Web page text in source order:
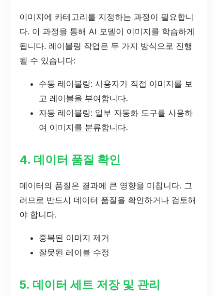
이미지에 카테고리를 지정하는 과정이 필요합니
다. 이 과정을 통해 AI 모델이 이미지를 학습하게
됩니다. 레이블링 작업은 두 가지 방식으로 진행
될 수 있습니다:
수동 레이블링: 사용자가 직접 이미지를 보
고 레이블을 부여합니다.
자동 레이블링: 일부 자동화 도구를 사용하
여 이미지를 분류합니다.
4. 데이터 품질 확인
데이터의 품질은 결과에 큰 영향을 미칩니다. 그
러므로 반드시 데이터 품질을 확인하거나 검토해
야 합니다.
중복된 이미지 제거
잘못된 레이블 수정
5. 데이터 세트 저장 및 관리